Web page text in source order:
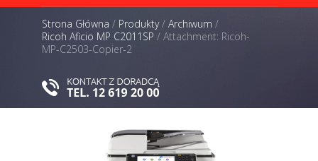
Strona Główna / Produkty/ Archiwum /
Ricoh Aficio MP C2011SP / Attachment: Ricoh-
MP-C2503-Copier-2